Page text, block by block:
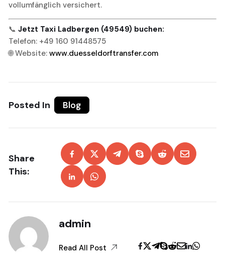
vollumfänglich versichert.
📞 Jetzt Taxi Ladbergen (49549) buchen:
Telefon: +49 160 91448575
🌐 Website: www.duesseldorftransfer.com
Posted In Blog
Share
This:
admin
Read All Post